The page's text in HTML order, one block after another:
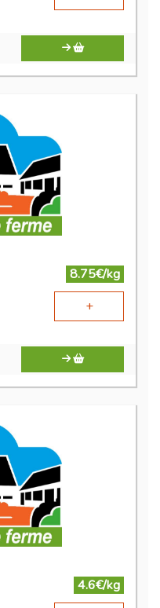
8.75€/kg
+
4.6€/kg